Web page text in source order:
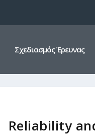
Σχεδιασμός Έρευνας
Reliability